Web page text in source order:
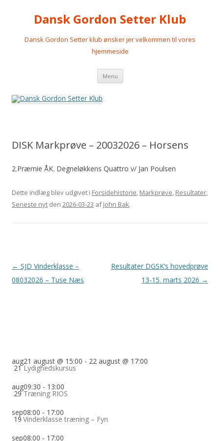
Dansk Gordon Setter Klub
Dansk Gordon Setter klub ønsker jer velkommen til vores
hjemmeside
Menu Videre
indhold
DISK Markprøve – 20032026 – Horsens
2.Præmie ÅK. Degneløkkens Quattro v/ Jan Poulsen
Dette indlæg blev udgivet i Forsidehistorie, Markprøve, Resultater,
Seneste nyt den 2026-03-23 afJohn Bak.
Indlægsnavigation
← SJD Vinderklasse –
08032026 – Tuse Næs
Resultater DGSK’s hovedprøve
13-15. marts 2026 →
aug
21
21 august @ 15:00 - 22 august @ 17:00
Lydighedskursus
aug
29
09:30 - 13:00
Træning RIOS
sep
19
08:00 - 17:00
Vinderklasse træning – Fyn
sep08:00 - 17:00